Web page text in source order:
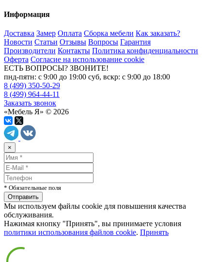
Информация
Доставка Замер Оплата Сборка мебели Как заказать?
Новости Статьи Отзывы Вопросы Гарантия
Производители Контакты Политика конфиденциальности
Оферта Согласие на использование cookie
ЕСТЬ ВОПРОСЫ? ЗВОНИТЕ!
пнд-пятн: с 9:00 до 19:00 суб, вскр: с 9:00 до 18:00
8 (499) 350-50-29
8 (499) 964-44-11
Заказать звонок
«Мебель Я» © 2026
×
* Обязательные поля
Мы используем файлы cookie для повышения качества
обслуживания.
Нажимая кнопку "Принять", вы принимаете условия
политики использования файлов cookie. Принять